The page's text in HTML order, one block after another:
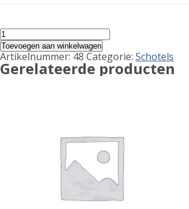
Mix
Shoarma
Schotel
aantal
Toevoegen aan winkelwagen
Artikelnummer: 48 Categorie: Schotels
Gerelateerde producten